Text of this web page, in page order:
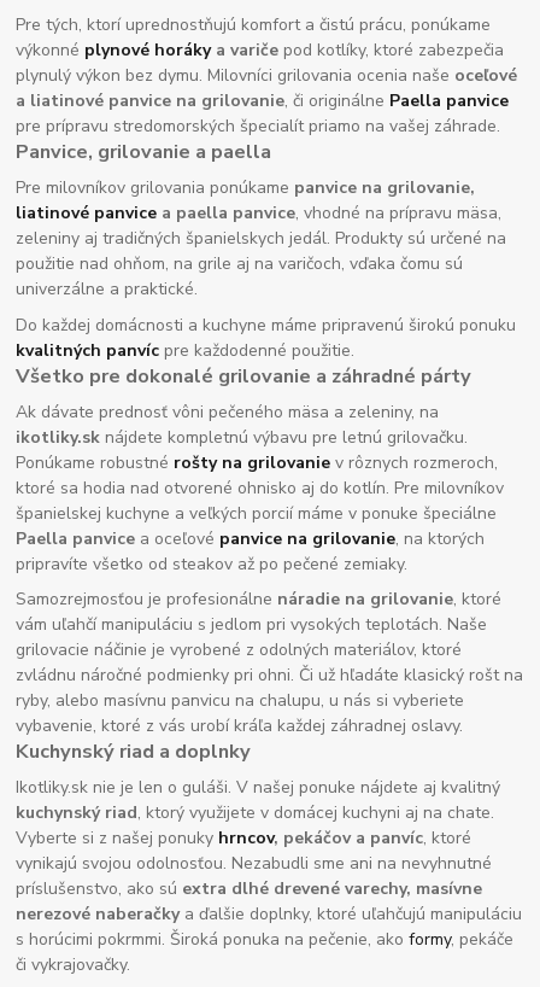
Pre tých, ktorí uprednostňujú komfort a čistú prácu, ponúkame
výkonné plynové horákya variče pod kotlíky, ktoré zabezpečia
plynulý výkon bez dymu. Milovníci grilovania ocenia naše oceľové
a liatinové panvice na grilovanie, či originálne Paella panvice
pre prípravu stredomorských špecialít priamo na vašej záhrade.
Panvice, grilovanie a paella
Pre milovníkov grilovania ponúkame panvice na grilovanie,
liatinové panvice a paella panvice, vhodné na prípravu mäsa,
zeleniny aj tradičných španielskych jedál. Produkty sú určené na
použitie nad ohňom, na grile aj na varičoch, vďaka čomu sú
univerzálne a praktické.
Do každej domácnosti a kuchyne máme pripravenú širokú ponuku
kvalitných panvíc pre každodenné použitie.
Všetko pre dokonalé grilovanie a záhradné párty
Ak dávate prednosť vôni pečeného mäsa a zeleniny, na
ikotliky.sk nájdete kompletnú výbavu pre letnú grilovačku.
Ponúkame robustné rošty na grilovanie v rôznych rozmeroch,
ktoré sa hodia nad otvorené ohnisko aj do kotlín. Pre milovníkov
španielskej kuchyne a veľkých porcií máme v ponuke špeciálne
Paella panvice a oceľové panvice na grilovanie, na ktorých
pripravíte všetko od steakov až po pečené zemiaky.
Samozrejmosťou je profesionálne náradie na grilovanie, ktoré
vám uľahčí manipuláciu s jedlom pri vysokých teplotách. Naše
grilovacie náčinie je vyrobené z odolných materiálov, ktoré
zvládnu náročné podmienky pri ohni. Či už hľadáte klasický rošt na
ryby, alebo masívnu panvicu na chalupu, u nás si vyberiete
vybavenie, ktoré z vás urobí kráľa každej záhradnej oslavy.
Kuchynský riad a doplnky
Ikotliky.sk nie je len o guláši. V našej ponuke nájdete aj kvalitný
kuchynský riad, ktorý využijete v domácej kuchyni aj na chate.
Vyberte si z našej ponuky hrncov, pekáčov a panvíc, ktoré
vynikajú svojou odolnosťou. Nezabudli sme ani na nevyhnutné
príslušenstvo, ako sú extra dlhé drevené varechy, masívne
nerezové naberačkya ďalšie doplnky, ktoré uľahčujú manipuláciu
s horúcimi pokrmmi. Široká ponuka na pečenie, akoformy, pekáče
či vykrajovačky.